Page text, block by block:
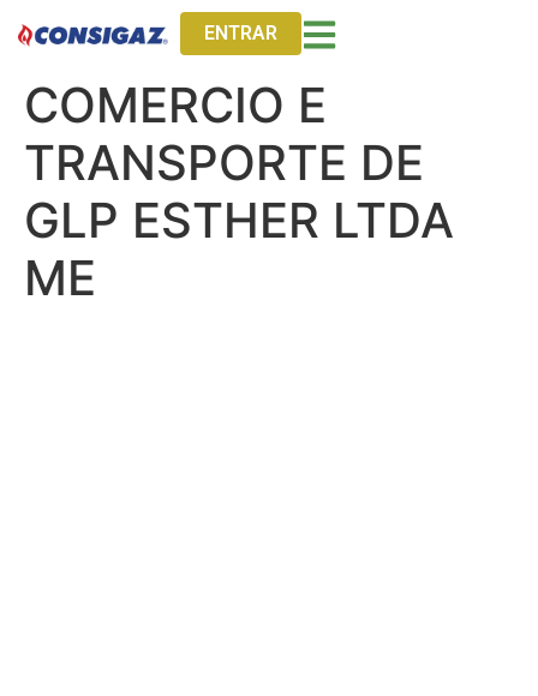
ENTRAR
COMERCIO E
TRANSPORTE DE
GLP ESTHER LTDA
ME